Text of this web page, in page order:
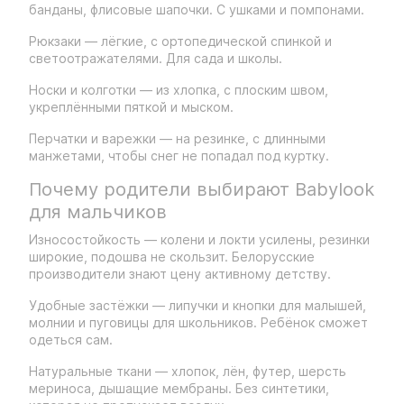
банданы, флисовые шапочки. С ушками и помпонами.
Рюкзаки — лёгкие, с ортопедической спинкой и
светоотражателями. Для сада и школы.
Носки и колготки — из хлопка, с плоским швом,
укреплёнными пяткой и мыском.
Перчатки и варежки — на резинке, с длинными
манжетами, чтобы снег не попадал под куртку.
Почему родители выбирают Babylook
для мальчиков
Износостойкость — колени и локти усилены, резинки
широкие, подошва не скользит. Белорусские
производители знают цену активному детству.
Удобные застёжки — липучки и кнопки для малышей,
молнии и пуговицы для школьников. Ребёнок сможет
одеться сам.
Натуральные ткани — хлопок, лён, футер, шерсть
мериноса, дышащие мембраны. Без синтетики,